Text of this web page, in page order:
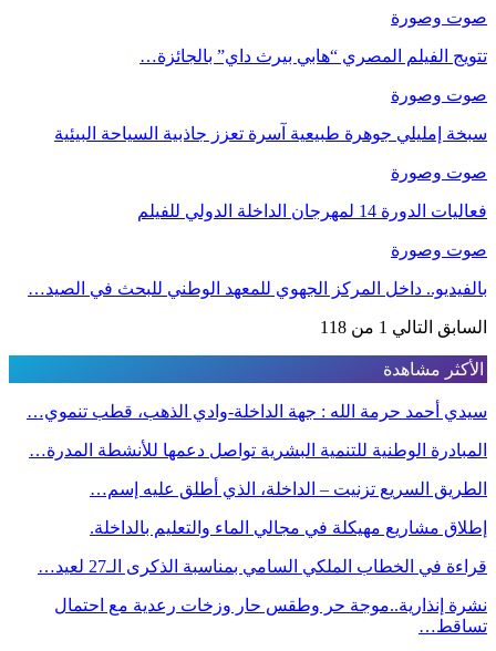
صوت وصورة
تتويج الفيلم المصري “هابي بيرث داي” بالجائزة…
صوت وصورة
سبخة إمليلي جوهرة طبيعية آسرة تعزز جاذبية السياحة البيئية
صوت وصورة
فعاليات الدورة 14 لمهرجان الداخلة الدولي للفيلم
صوت وصورة
بالفيديو.. داخل المركز الجهوي للمعهد الوطني للبحث في الصيد…
السابق التالي 1 من 118
الأكثر مشاهدة
سيدي أحمد حرمة الله : جهة الداخلة-وادي الذهب، قطب تنموي…
المبادرة الوطنية للتنمية البشرية تواصل دعمها للأنشطة المدرة…
الطريق السريع تزنيت – الداخلة، الذي أطلق عليه إسم…
إطلاق مشاريع مهيكلة في مجالي الماء والتعليم بالداخلة.
قراءة في الخطاب الملكي السامي بمناسبة الذكرى الـ27 لعيد…
نشرة إنذارية..موجة حر وطقس حار وزخات رعدية مع احتمال
تساقط…